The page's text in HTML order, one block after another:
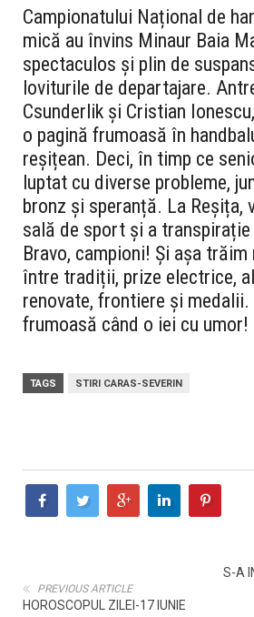
Campionatului Național de
mică au învins Minaur Baia
spectaculos și plin de
loviturile de departajare.
Csunderlik și Cristian
o pagină frumoasă în
reșițean. Deci, în timp ce
luptat cu diverse probleme,
bronz și speranță. La Reșița,
sală de sport și a
Bravo, campioni! Și așa trăim
între tradiții, prize electrice,
renovate, frontiere și medalii.
frumoasă când o iei cu umor!
TAGS STIRI CARAS-SEVERIN
S-A
PREVIOUS ARTICLE
HOROSCOPUL ZILEI-17 IUNIE